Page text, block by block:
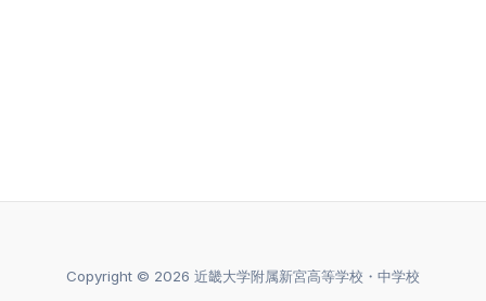
Copyright © 2026 近畿大学附属新宮高等学校・中学校